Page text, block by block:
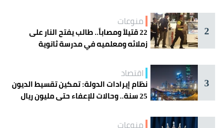
2
منوعات
22 قتيلاً ومصاباً.. طالب يفتح النار على
زملائه ومعلميه في مدرسة ثانوية
3
اقتصاد
نظام إيرادات الدولة: تمكين تقسيط الديون
25 سنة.. وحالات للإعفاء حتى مليون ريال